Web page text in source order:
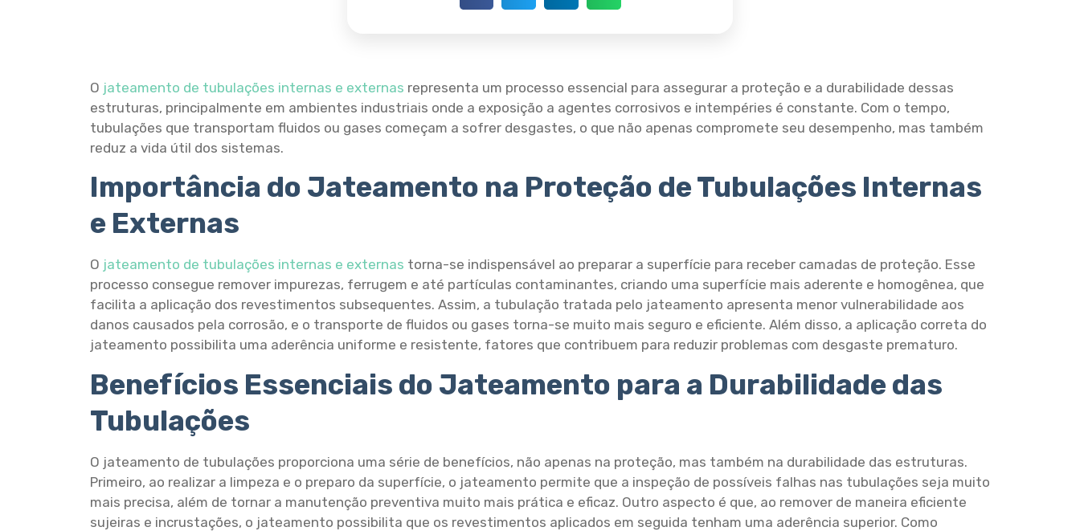
O jateamento de tubulações internas e externas representa um processo essencial para assegurar a proteção e a durabilidade dessas
estruturas, principalmente em ambientes industriais onde a exposição a agentes corrosivos e intempéries é constante. Com o tempo,
tubulações que transportam fluidos ou gases começam a sofrer desgastes, o que não apenas compromete seu desempenho, mas também
reduz a vida útil dos sistemas.
Importância do Jateamento na Proteção de Tubulações Internas
e Externas
O jateamento de tubulações internas e externas torna-se indispensável ao preparar a superfície para receber camadas de proteção. Esse
processo consegue remover impurezas, ferrugem e até partículas contaminantes, criando uma superfície mais aderente e homogênea, que
facilita a aplicação dos revestimentos subsequentes. Assim, a tubulação tratada pelo jateamento apresenta menor vulnerabilidade aos
danos causados pela corrosão, e o transporte de fluidos ou gases torna-se muito mais seguro e eficiente. Além disso, a aplicação correta do
jateamento possibilita uma aderência uniforme e resistente, fatores que contribuem para reduzir problemas com desgaste prematuro.
Benefícios Essenciais do Jateamento para a Durabilidade das
Tubulações
O jateamento de tubulações proporciona uma série de benefícios, não apenas na proteção, mas também na durabilidade das estruturas.
Primeiro, ao realizar a limpeza e o preparo da superfície, o jateamento permite que a inspeção de possíveis falhas nas tubulações seja muito
mais precisa, além de tornar a manutenção preventiva muito mais prática e eficaz. Outro aspecto é que, ao remover de maneira eficiente
sujeiras e incrustações, o jateamento possibilita que os revestimentos aplicados em seguida tenham uma aderência superior. Como